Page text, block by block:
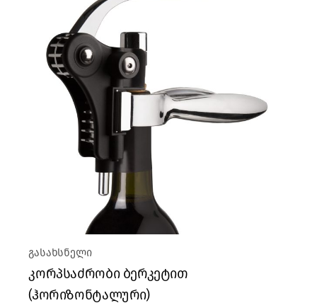
გასახსნელი
კორპსაძრობი ბერკეტით
(ჰორიზონტალური)